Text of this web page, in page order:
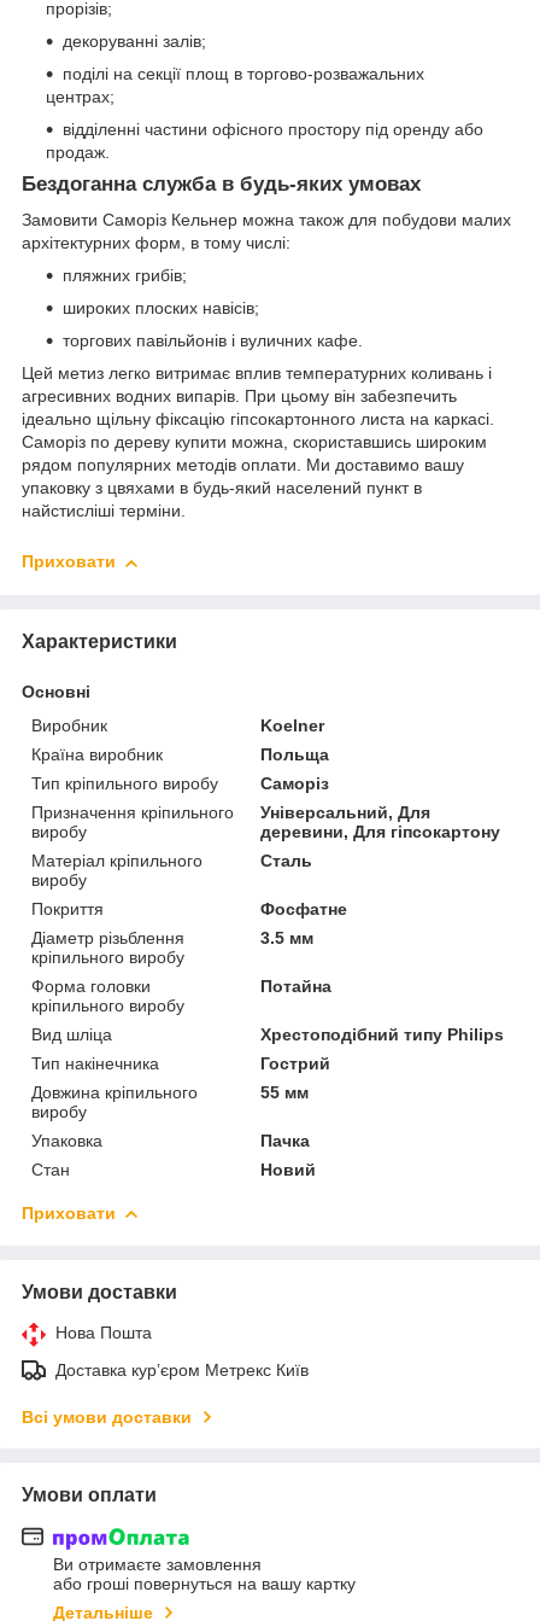
прорізів;
декоруванні залів;
поділі на секції площ в торгово-розважальних
центрах;
відділенні частини офісного простору під оренду або
продаж.
Бездоганна служба в будь-яких умовах
Замовити Саморіз Кельнер можна також для побудови малих
архітектурних форм, в тому числі:
пляжних грибів;
широких плоских навісів;
торгових павільйонів і вуличних кафе.
Цей метиз легко витримає вплив температурних коливань і
агресивних водних випарів. При цьому він забезпечить
ідеально щільну фіксацію гіпсокартонного листа на каркасі.
Саморіз по дереву купити можна, скориставшись широким
рядом популярних методів оплати. Ми доставимо вашу
упаковку з цвяхами в будь-який населений пункт в
найстисліші терміни.
Приховати
Характеристики
Основні
Виробник
Koelner
Країна виробник
Польща
Тип кріпильного виробу
Саморіз
Призначення кріпильного
виробу
Універсальний, Для
деревини, Для гіпсокартону
Матеріал кріпильного
виробу
Сталь
Покриття
Фосфатне
Діаметр різьблення
кріпильного виробу
3.5 мм
Форма головки
кріпильного виробу
Потайна
Вид шліца
Хрестоподібний типу Philips
Тип накінечника
Гострий
Довжина кріпильного
виробу
55 мм
Упаковка
Пачка
Стан
Новий
Приховати
Умови доставки
Нова Пошта
Доставка курʼєром Метрекс Київ
Всі умови доставки
Умови оплати
Ви отримаєте замовлення
або гроші повернуться на вашу картку
Детальніше